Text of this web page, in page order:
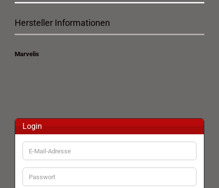
Hersteller Informationen
Marvelis
Login
E-
Mail-
Adresse
Passwort